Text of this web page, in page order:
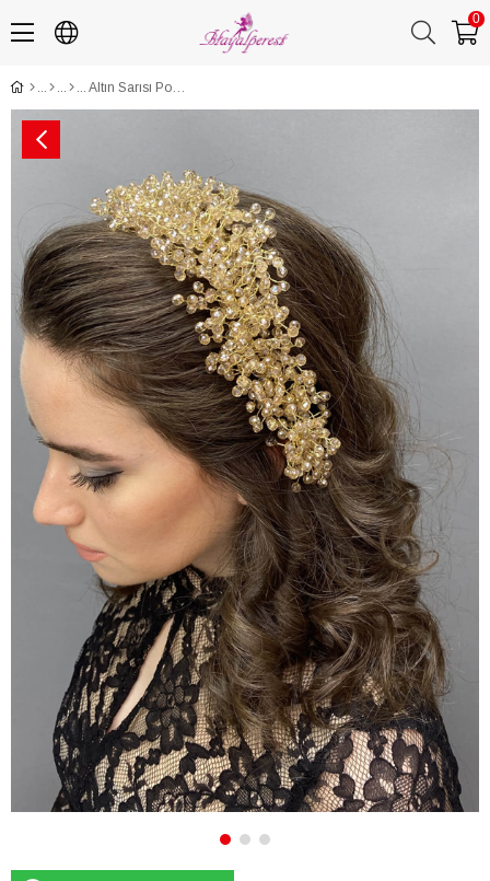
0
Altın Sarısı Pollux Kristal Taşlı Kına ve Gelin Tacı